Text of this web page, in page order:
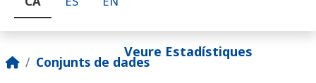
Veure Estadístiques
Conjunts de dades